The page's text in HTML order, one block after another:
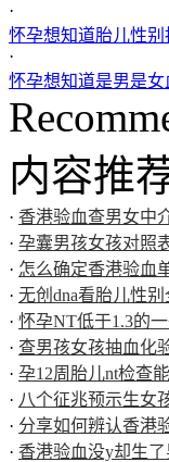
·
怀孕想知道胎儿性
·
怀孕想知道是男是
内容推
· 香港验血查男女中
· 孕囊男孩女孩对照
· 怎么确定香港验血
· 无创dna看胎儿性
· 怀孕NT低于1.3的
· 查男孩女孩抽血化
· 孕12周胎儿nt检查
· 八个征兆预示生女
· 分享如何辨认香港
· 香港验血没y却生